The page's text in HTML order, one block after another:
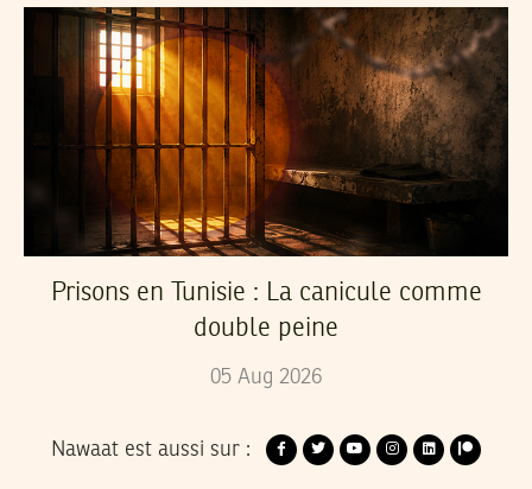
Prisons en Tunisie : La canicule comme
double peine
05 Aug 2026
Nawaat est aussi sur :